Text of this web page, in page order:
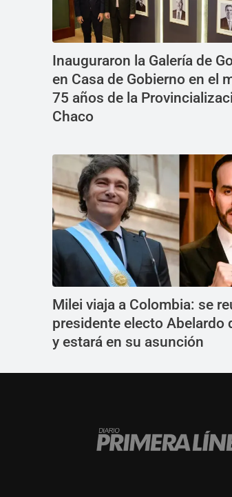
Inauguraron la Galería de
en Casa de Gobierno en el
75 años de la
Chaco
Milei viaja a Colombia: se
presidente electo Abelardo
y estará en su asunción